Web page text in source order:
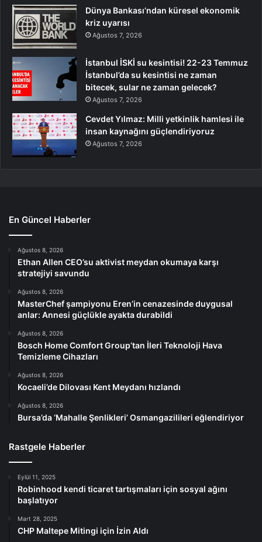
Dünya Bankası’ndan küresel ekonomik
kriz uyarısı
Ağustos 7, 2026
İstanbul İSKİ su kesintisi! 22-23 Temmuz
İstanbul’da su kesintisi ne zaman
bitecek, sular ne zaman gelecek?
Ağustos 7, 2026
Cevdet Yılmaz: Milli yetkinlik hamlesi ile
insan kaynağını güçlendiriyoruz
Ağustos 7, 2026
En Güncel Haberler
Ağustos 8, 2026
Ethan Allen CEO’su aktivist meydan okumaya karşı
stratejiyi savundu
Ağustos 8, 2026
MasterChef şampiyonu Eren’in cenazesinde duygusal
anlar: Annesi güçlükle ayakta durabildi
Ağustos 8, 2026
Bosch Home Comfort Group’tan İleri Teknoloji Hava
Temizleme Cihazları
Ağustos 8, 2026
Kocaeli’de Dilovası Kent Meydanı hızlandı
Ağustos 8, 2026
Bursa’da ‘Mahalle Şenlikleri’ Osmangazilileri eğlendiriyor
Rastgele Haberler
Eylül 11, 2025
Robinhood kendi ticaret tartışmaları için sosyal ağını
başlatıyor
Mart 28, 2025
CHP Maltepe Mitingi için İzin Aldı